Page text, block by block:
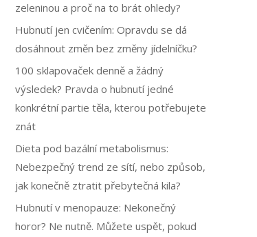
zeleninou a proč na to brát ohledy?
Hubnutí jen cvičením: Opravdu se dá
dosáhnout změn bez změny jídelníčku?
100 sklapovaček denně a žádný
výsledek? Pravda o hubnutí jedné
konkrétní partie těla, kterou potřebujete
znát
Dieta pod bazální metabolismus:
Nebezpečný trend ze sítí, nebo způsob,
jak konečně ztratit přebytečná kila?
Hubnutí v menopauze: Nekonečný
horor? Ne nutně. Můžete uspět, pokud